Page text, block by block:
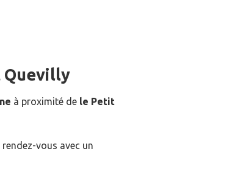
Quevilly
à proximité de le Petit
vous avec un